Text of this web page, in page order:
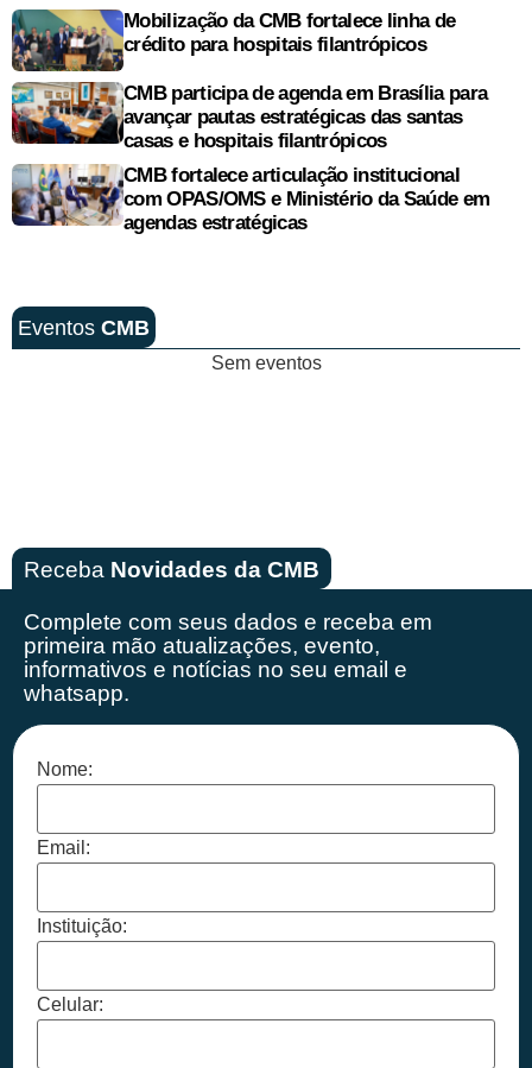
Mobilização da CMB fortalece linha de
crédito para hospitais filantrópicos
CMB participa de agenda em Brasília para
avançar pautas estratégicas das santas
casas e hospitais filantrópicos
CMB fortalece articulação institucional
com OPAS/OMS e Ministério da Saúde em
agendas estratégicas
Eventos CMB
Sem eventos
Receba Novidades da CMB
Complete com seus dados e receba em
primeira mão atualizações, evento,
informativos e notícias no seu email e
whatsapp.
Nome:
Email:
Instituição:
Celular: